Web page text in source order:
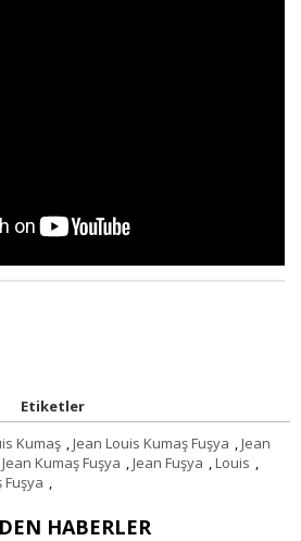
Etiketler
Kumaş ,Jean Louis Kumaş Fuşya ,Jean
Jean Kumaş Fuşya ,Jean Fuşya ,Louis ,
Fuşya ,
HABERLER